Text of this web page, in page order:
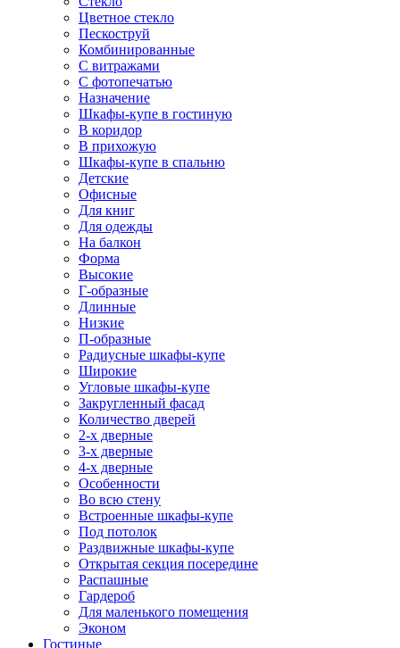
Цветное стекло
Пескоструй
Комбинированные
С витражами
С фотопечатью
Назначение
Шкафы-купе в гостиную
В коридор
В прихожую
Шкафы-купе в спальню
Детские
Офисные
Для книг
Для одежды
На балкон
Форма
Высокие
Г-образные
Длинные
Низкие
П-образные
Радиусные шкафы-купе
Широкие
Угловые шкафы-купе
Закругленный фасад
Количество дверей
2-х дверные
3-х дверные
4-х дверные
Особенности
Во всю стену
Встроенные шкафы-купе
Под потолок
Раздвижные шкафы-купе
Открытая секция посередине
Распашные
Гардероб
Для маленького помещения
Эконом
Гостиные